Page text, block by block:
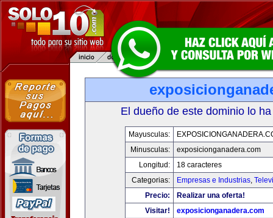
El dueño de este dominio lo
Mayusculas:
Minusculas:
exposicionganadera.com
Longitud:
18 caracteres
Categorias:
Empresas e Industrias,
Precio:
Realizar una oferta!
Visitar!
exposicionganadera.com